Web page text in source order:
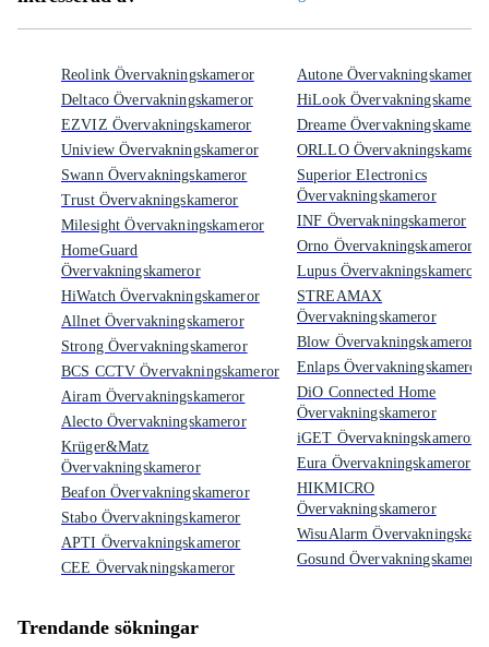
Reolink Övervakningskameror
Deltaco Övervakningskameror
EZVIZ Övervakningskameror
Uniview Övervakningskameror
Swann Övervakningskameror
Trust Övervakningskameror
Milesight Övervakningskameror
HomeGuard
Övervakningskameror
HiWatch Övervakningskameror
Allnet Övervakningskameror
Strong Övervakningskameror
BCS CCTV Övervakningskameror
Airam Övervakningskameror
Alecto Övervakningskameror
Krüger&Matz
Övervakningskameror
Beafon Övervakningskameror
Stabo Övervakningskameror
APTI Övervakningskameror
CEE Övervakningskameror
Autone Övervakningskameror
HiLook Övervakningskameror
Dreame Övervakningskameror
ORLLO
Superior Electronics
Övervakningskameror
INF Övervakningskameror
Orno Övervakningskameror
Lupus Övervakningskameror
STREAMAX
Övervakningskameror
Blow Övervakningskameror
Enlaps Övervakningskameror
DiO Connected Home
Övervakningskameror
iGET Övervakningskameror
Eura Övervakningskameror
HIKMICRO
Övervakningskameror
WisuAlarm
Gosund Övervakningskameror
Trendande sökningar